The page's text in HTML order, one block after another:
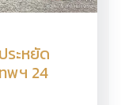
ระหยัด
พฯ 24